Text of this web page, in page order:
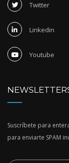
Twitter
Linkedin
Youtube
Suscríbete para
para enviarte SPAM